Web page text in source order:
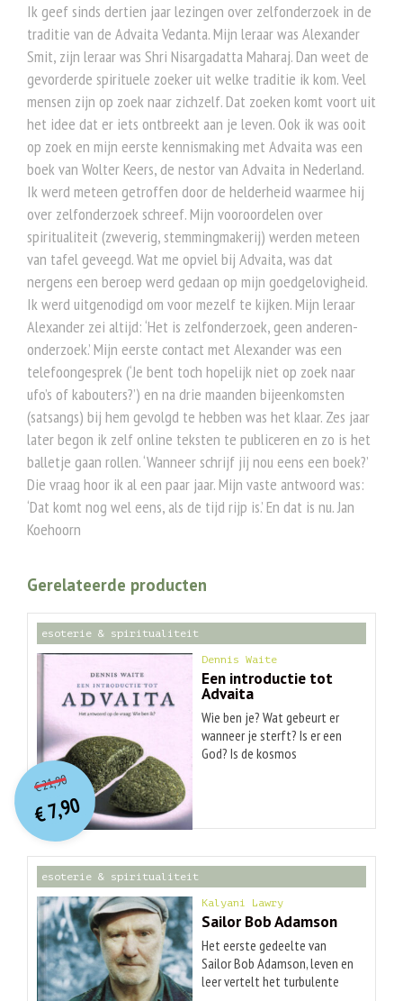
Ik geef sinds dertien jaar lezingen over zelfonderzoek in de
traditie van de Advaita Vedanta. Mijn leraar was Alexander
Smit, zijn leraar was Shri Nisargadatta Maharaj. Dan weet de
gevorderde spirituele zoeker uit welke traditie ik kom. Veel
mensen zijn op zoek naar zichzelf. Dat zoeken komt voort uit
het idee dat er iets ontbreekt aan je leven. Ook ik was ooit
op zoek en mijn eerste kennismaking met Advaita was een
boek van Wolter Keers, de nestor van Advaita in Nederland.
Ik werd meteen getroffen door de helderheid waarmee hij
over zelfonderzoek schreef. Mijn vooroordelen over
spiritualiteit (zweverig, stemmingmakerij) werden meteen
van tafel geveegd. Wat me opviel bij Advaita, was dat
nergens een beroep werd gedaan op mijn goedgelovigheid.
Ik werd uitgenodigd om voor mezelf te kijken. Mijn leraar
Alexander zei altijd: ‘Het is zelfonderzoek, geen anderen-
onderzoek.’ Mijn eerste contact met Alexander was een
telefoongesprek (‘Je bent toch hopelijk niet op zoek naar
ufo’s of kabouters?’) en na drie maanden bijeenkomsten
(satsangs) bij hem gevolgd te hebben was het klaar. Zes jaar
later begon ik zelf online teksten te publiceren en zo is het
balletje gaan rollen. ‘Wanneer schrijf jij nou eens een boek?’
Die vraag hoor ik al een paar jaar. Mijn vaste antwoord was:
‘Dat komt nog wel eens, als de tijd rijp is.’ En dat is nu. Jan
Koehoorn
Gerelateerde producten
esoterie & spiritualiteit
Dennis Waite
Een introductie tot
Advaita
Wie ben je? Wat gebeurt er
wanneer je sterft? Is er een
God? Is de kosmos
heel redelijke antwoorden op
Waite volgt de Advaita-
vijfentwintig jaar en heeft
een van de meest bezochte
en gerespecteerde websites
over het onderwerp. Hij
beschrijft in 'Een introductie
tot Advaita' de klassieke
€21,90O
orspr
onkelijke
prijs
was:
€ 21,90.
€7,90
Huidige
prijs
is:
€ 7,90.
esoterie & spiritualiteit
Kalyani Lawry
Sailor Bob Adamson
Het eerste gedeelte van
Sailor Bob Adamson, leven en
leer vertelt het turbulente